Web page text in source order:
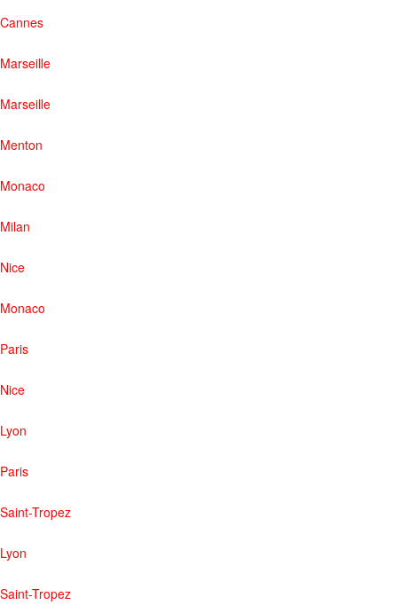
Cannes
Marseille
Marseille
Menton
Monaco
Milan
Nice
Monaco
Paris
Nice
Lyon
Paris
Saint-Tropez
Lyon
Saint-Tropez